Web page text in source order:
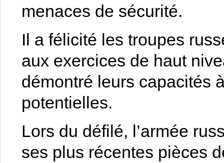
menaces de sécurité.
Il a félicité les troupes
aux exercices de haut
démontré leurs capacités
potentielles.
Lors du défilé, l’armée
ses plus récentes pièces